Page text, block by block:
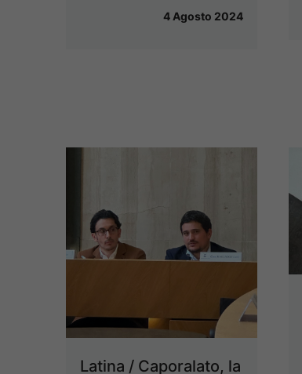
4 Agosto 2024
Latina / Caporalato, la